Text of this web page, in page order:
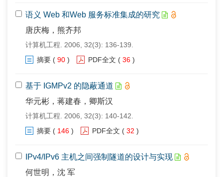
语义 Web 和Web 服务标准集成的研究
唐庆梅，熊齐邦
计算机工程. 2006, 32(3): 136-139.
摘要 ( 90 ) PDF全文 ( 36 )
基于 IGMPv2 的隐蔽通道
华元彬，蒋建春，卿斯汉
计算机工程. 2006, 32(3): 140-142.
摘要 ( 146 ) PDF全文 ( 32 )
IPv4/IPv6 主机之间强制隧道的设计与实现
何世明，沈 军